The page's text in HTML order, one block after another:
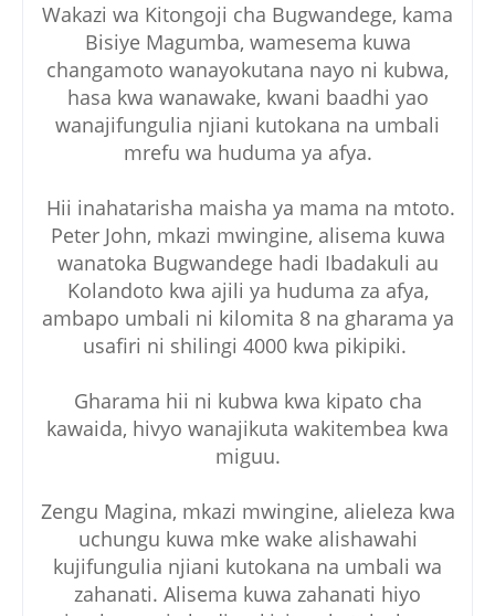
Wakazi wa Kitongoji cha Bugwandege, kama
Bisiye Magumba, wamesema kuwa
changamoto wanayokutana nayo ni kubwa,
hasa kwa wanawake, kwani baadhi yao
wanajifungulia njiani kutokana na umbali
mrefu wa huduma ya afya.
Hii inahatarisha maisha ya mama na mtoto.
Peter John, mkazi mwingine, alisema kuwa
wanatoka Bugwandege hadi Ibadakuli au
Kolandoto kwa ajili ya huduma za afya,
ambapo umbali ni kilomita 8 na gharama ya
usafiri ni shilingi 4000 kwa pikipiki.
Gharama hii ni kubwa kwa kipato cha
kawaida, hivyo wanajikuta wakitembea kwa
miguu.
Zengu Magina, mkazi mwingine, alieleza kwa
uchungu kuwa mke wake alishawahi
kujifungulia njiani kutokana na umbali wa
zahanati. Alisema kuwa zahanati hiyo